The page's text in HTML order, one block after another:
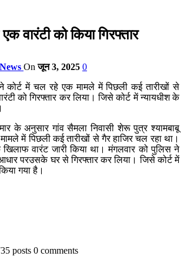
वारंटी को किया गिरफ्तार
Onजून 3, 2025 0
कोर्ट में चल रहे एक मामले में पिछली कई तारीखों से
को गिरफ्तार कर लिया। जिसे कोर्ट में न्यायधीश के
के अनुसार गांव सैमला निवासी शेरू पुत्र श्यामबाबू
मामले में पिछली कई तारीखों से गैर हाजिर चल रहा था।
वारंट जारी किया था। मंगलवार को पुलिस ने
परउसके घर से गिरफ्तार कर लिया। जिसे कोर्ट में
गया है।
posts 0 comments